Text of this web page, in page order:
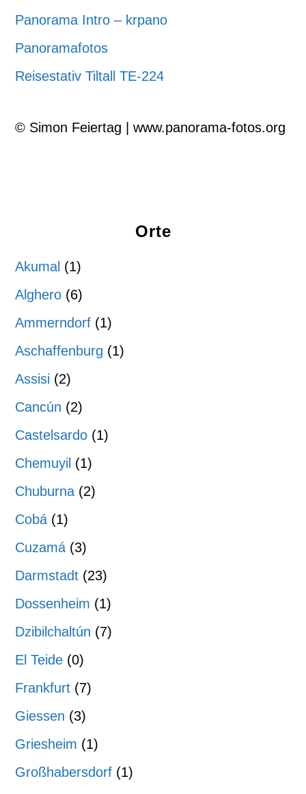
Panorama Intro – krpano
Panoramafotos
Reisestativ Tiltall TE-224
© Simon Feiertag | www.panorama-fotos.org
Orte
Akumal (1)
Alghero (6)
Ammerndorf (1)
Aschaffenburg (1)
Assisi (2)
Cancún (2)
Castelsardo (1)
Chemuyil (1)
Chuburna (2)
Cobá (1)
Cuzamá (3)
Darmstadt (23)
Dossenheim (1)
Dzibilchaltún (7)
El Teide (0)
Frankfurt (7)
Giessen (3)
Griesheim (1)
Großhabersdorf (1)